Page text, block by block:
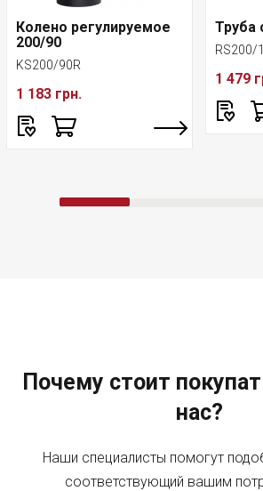
Колено регулируемое
200/90
KS200/90R
1 183 грн.
Труба
RS200/1
1 479
Почему стоит
нас?
Наши специалисты помогут
соответствующий вашим